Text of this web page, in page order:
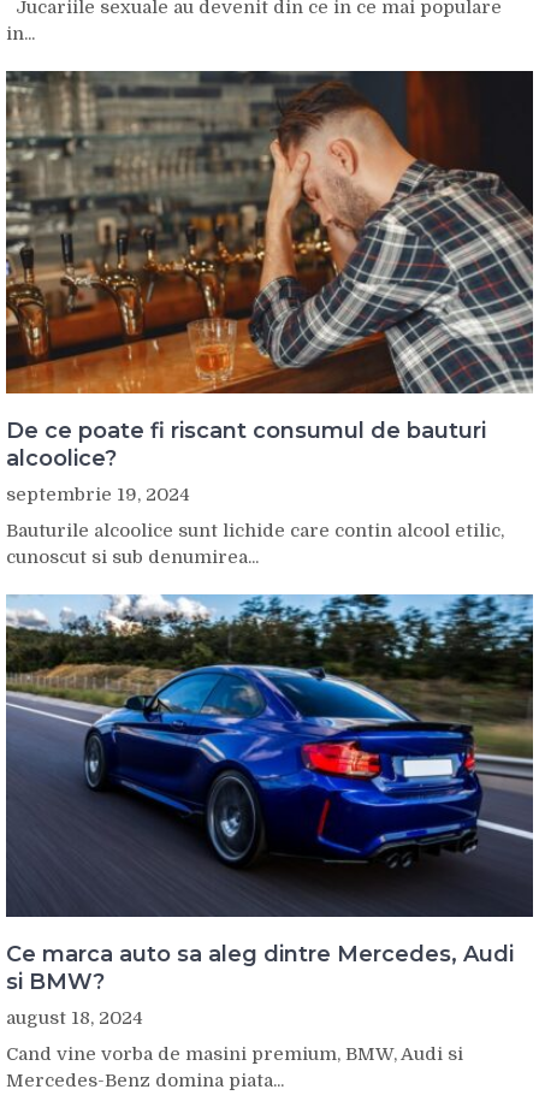
Jucariile sexuale au devenit din ce in ce mai populare
in...
De ce poate fi riscant consumul de bauturi
alcoolice?
septembrie 19, 2024
Bauturile alcoolice sunt lichide care contin alcool etilic,
cunoscut si sub denumirea...
Ce marca auto sa aleg dintre Mercedes, Audi
si BMW?
august 18, 2024
Cand vine vorba de masini premium, BMW, Audi si
Mercedes-Benz domina piata...